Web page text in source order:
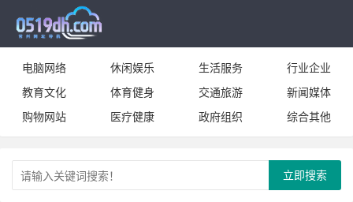
电脑网络 休闲娱乐 生活服务
行业企业
教育文化
体育健身 交通旅游
新闻媒体
购物网站
医疗健康 政府组织 综合其他
立即搜索